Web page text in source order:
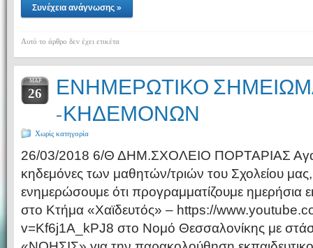
Συνέχεια ανάγνωσης »
Αυτό το άρθρο δεν έχει ετικέτα
ΜΑΡ
26
ΕΝΗΜΕΡΩΤΙΚΟ
-ΚΗΔΕΜΟΝΩΝ
Χωρίς κατηγορία
26/03/2018 6/Θ ΔΗΜ.ΣΧΟΛΕΙΟ ΠΟΡΤΑΡΙΑΣ
κηδεμόνες των μαθητών/τριών του Σχολείου
ενημερώσουμε ότι προγραμματίζουμε ημερήσια
στο Κτήμα «Χαϊδευτός» – https://
v=Kf6j1A_kPJ8 στο Νομό Θεσσαλονίκης με